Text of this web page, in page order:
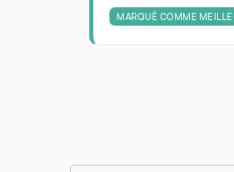
MARQUÉ COMME